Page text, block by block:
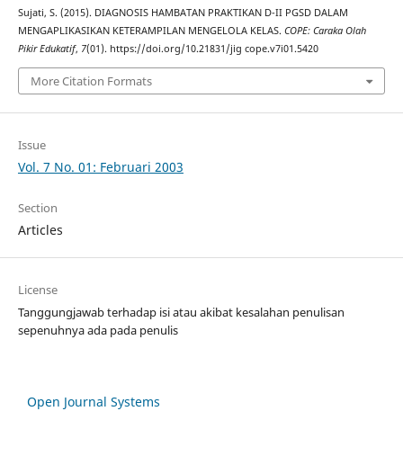
Sujati, S. (2015). DIAGNOSIS HAMBATAN PRAKTIKAN D-II PGSD DALAM
MENGAPLIKASIKAN KETERAMPILAN MENGELOLA KELAS. COPE: Caraka Olah
Pikir Edukatif, 7(01). https://doi.org/10.21831/jig cope.v7i01.5420
More Citation Formats
Issue
Vol. 7 No. 01: Februari 2003
Section
Articles
License
Tanggungjawab terhadap isi atau akibat kesalahan penulisan
sepenuhnya ada pada penulis
Open Journal Systems